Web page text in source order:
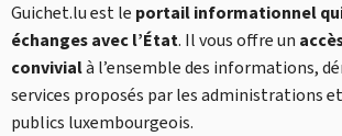
Guichet.lu est le portail informationnel
échanges avec l’État. Il vous offre un
convivialà l’ensemble des informations,
services proposés par les administrations
publics luxembourgeois.